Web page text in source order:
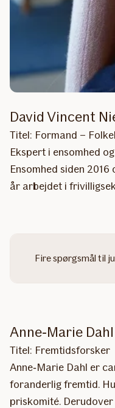
David Vincent
Titel: Formand –
Ekspert i ensomhed
Ensomhed siden
år arbejdet i
Fire spørgsmål til
Anne‑Marie Dahl
Titel: Fremtidsforsker
Anne‑Marie Dahl er
foranderlig fremtid.
priskomité.